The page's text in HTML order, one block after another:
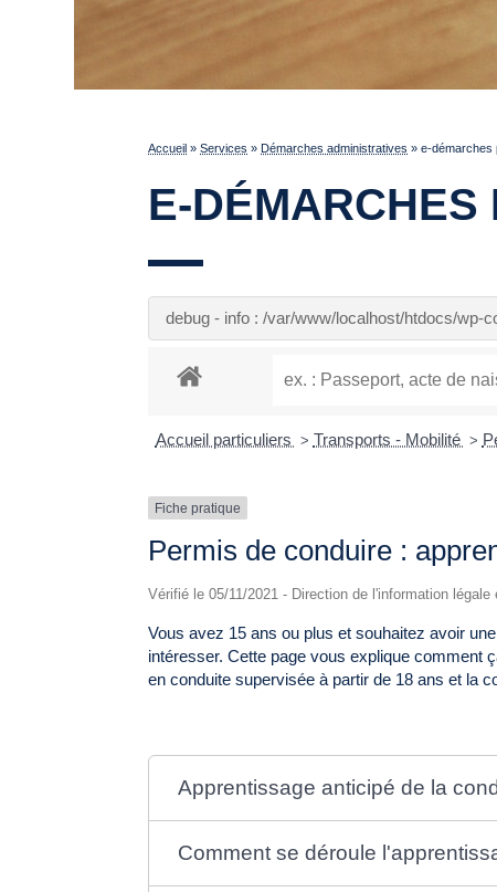
Accueil »Services » Démarches administratives »e-démarches
E-DÉMARCHES
debug - info : /var/www/localhost/htdocs/wp-
Accueil particuliers > Transports - Mobilité >
Fiche pratique
Permis de conduire :
Vérifié le 05/11/2021 - Direction de l'information
Vous avez 15 ans ou plus et souhaitez avoir
intéresser. Cette page vous explique comment
en conduite supervisée à partir de 18 ans et la
Apprentissage anticipé de la
Comment se déroule